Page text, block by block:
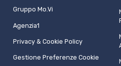
Gruppo Mo.Vi
Agenzia1
Privacy & Cookie Policy
Gestione Preferenze Cookie